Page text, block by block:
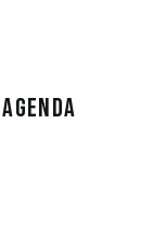
AGENDA